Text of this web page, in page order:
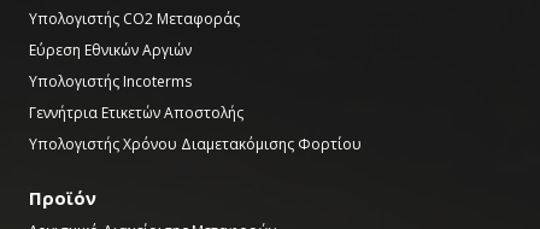
Υπολογιστής CO2 Μεταφοράς
Εύρεση Εθνικών Αργιών
Υπολογιστής Incoterms
Γεννήτρια Ετικετών Αποστολής
Υπολογιστής Χρόνου Διαμετακόμισης Φορτίου
Προϊόν